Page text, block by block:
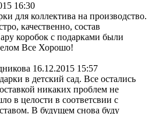
16:30
для коллектива на производство.
качественно, состав
коробок с подарками были
Все Хорошо!
16.12.2015 15:57
в детский сад. Все остались
никаких проблем не
в целости в соответсвии с
В будущем снова буду